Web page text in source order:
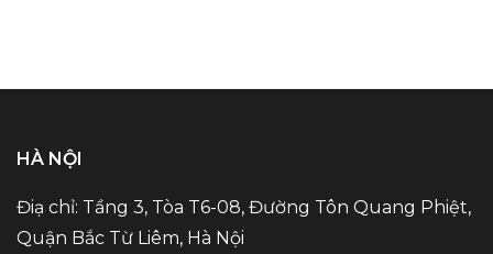
HÀ NỘI
Điạ chỉ: Tầng 3, Tòa T6-08, Đường Tôn Quang Phiệt,
Quận Bắc Từ Liêm, Hà Nội